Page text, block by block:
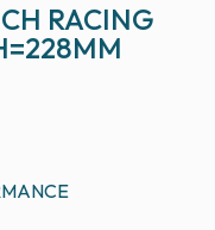
RACING